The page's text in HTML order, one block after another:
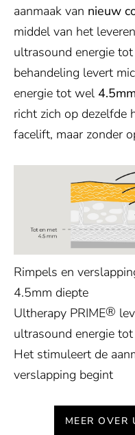
aanmaak van nieuw
middel van het
ultrasound energie
behandeling levert
energie tot wel
richt zich op dezelfde
facelift, maar zonder
Rimpels en
4.5mm diepte
Ultherapy PRIME®
ultrasound energie
Het stimuleert de
verslapping begint
MEER OVER